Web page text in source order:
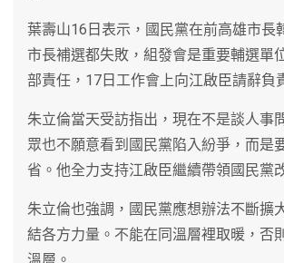
葉壽山16日表示，國民黨在前高雄市長
市長補選都失敗，組發會是重要輔選單
部責任，17日工作會上向江啟臣請辭負
朱立倫當天受訪指出，現在不是談人事
眾也不願意看到國民黨陷入紛爭，而是
省。他全力支持江啟臣繼續帶領國民黨
朱立倫也強調，國民黨應想辦法不斷擴
結各方力量。不能在同溫層裡取暖，否